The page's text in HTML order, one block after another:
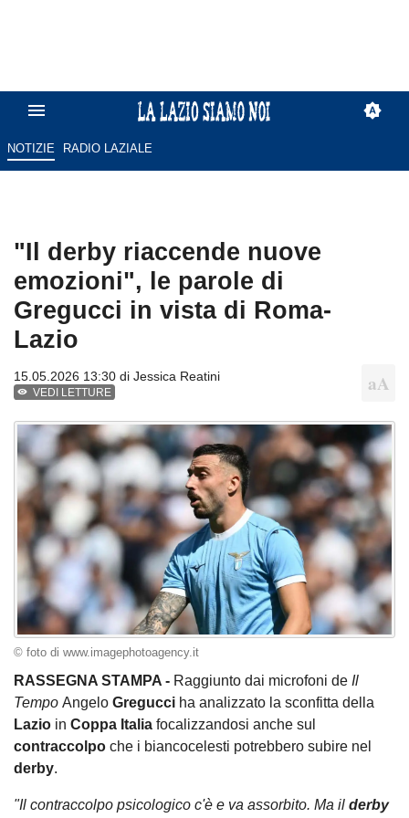
NOTIZIE RADIO LAZIALE
"Il derby riaccende nuove
emozioni", le parole di
Gregucci in vista di Roma-
Lazio
15.05.2026 13:30 di Jessica Reatini
VEDI LETTURE
© foto di www.imagephotoagency.it
RASSEGNA STAMPA - Raggiunto dai microfoni de Il
Tempo Angelo Gregucci ha analizzato la sconfitta della
Lazio in Coppa Italia focalizzandosi anche sul
contraccolpo che i biancocelesti potrebbero subire nel
derby.
"Il contraccolpo psicologico c'è e va assorbito. Ma il derby